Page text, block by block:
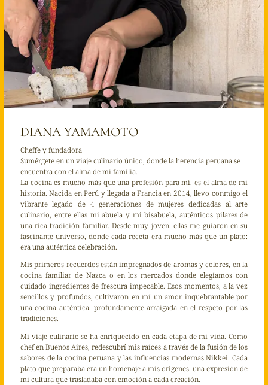
DIANA YAMAMOTO
Cheffe y fundadora
Sumérgete en un viaje culinario único, donde la herencia peruana se
encuentra con el alma de mi familia.
La cocina es mucho más que una profesión para mí, es el alma de mi
historia. Nacida en Perú y llegada a Francia en 2014, llevo conmigo el
vibrante legado de 4 generaciones de mujeres dedicadas al arte
culinario, entre ellas mi abuela y mi bisabuela, auténticos pilares de
una rica tradición familiar. Desde muy joven, ellas me guiaron en su
fascinante universo, donde cada receta era mucho más que un plato:
era una auténtica celebración.
Mis primeros recuerdos están impregnados de aromas y colores, en la
cocina familiar de Nazca o en los mercados donde elegíamos con
cuidado ingredientes de frescura impecable. Esos momentos, a la vez
sencillos y profundos, cultivaron en mí un amor inquebrantable por
una cocina auténtica, profundamente arraigada en el respeto por las
tradiciones.
Mi viaje culinario se ha enriquecido en cada etapa de mi vida. Como
chef en Buenos Aires, redescubrí mis raíces a través de la fusión de los
sabores de la cocina peruana y las influencias modernas Nikkei. Cada
plato que preparaba era un homenaje a mis orígenes, una expresión de
mi cultura que trasladaba con emoción a cada creación.